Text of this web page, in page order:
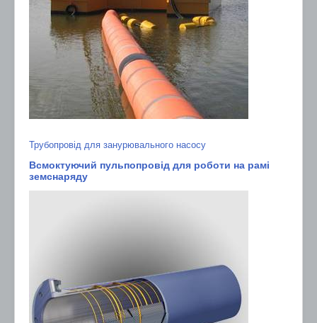
Трубопровід для занурювального насосу
Всмоктуючий пульпопровід для роботи на рамі
земснаряду